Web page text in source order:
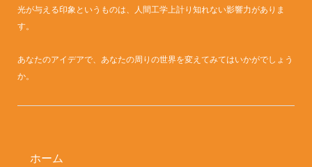
光が与える印象というものは、人間工学上計り知れない影響力がありま
す。
あなたのアイデアで、あなたの周りの世界を変えてみてはいかがでしょう
か。
ホーム